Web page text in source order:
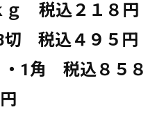
ｇ 税込２１８円
切 税込４９５円
・1角 税込８５８
円